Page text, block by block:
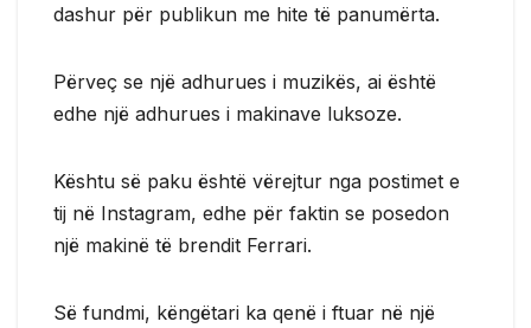
dashur për publikun me hite të panumërta.
Përveç se një adhurues i muzikës, ai është
edhe një adhurues i makinave luksoze.
Kështu së paku është vërejtur nga postimet e
tij në Instagram, edhe për faktin se posedon
një makinë të brendit Ferrari.
Së fundmi, këngëtari ka qenë i ftuar në një